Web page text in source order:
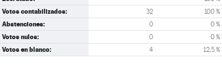
Votos contabilizados: 32 100 %
Abstenciones: 0 0 %
Votos nulos: 0 0 %
Votos en blanco: 4 12,5 %